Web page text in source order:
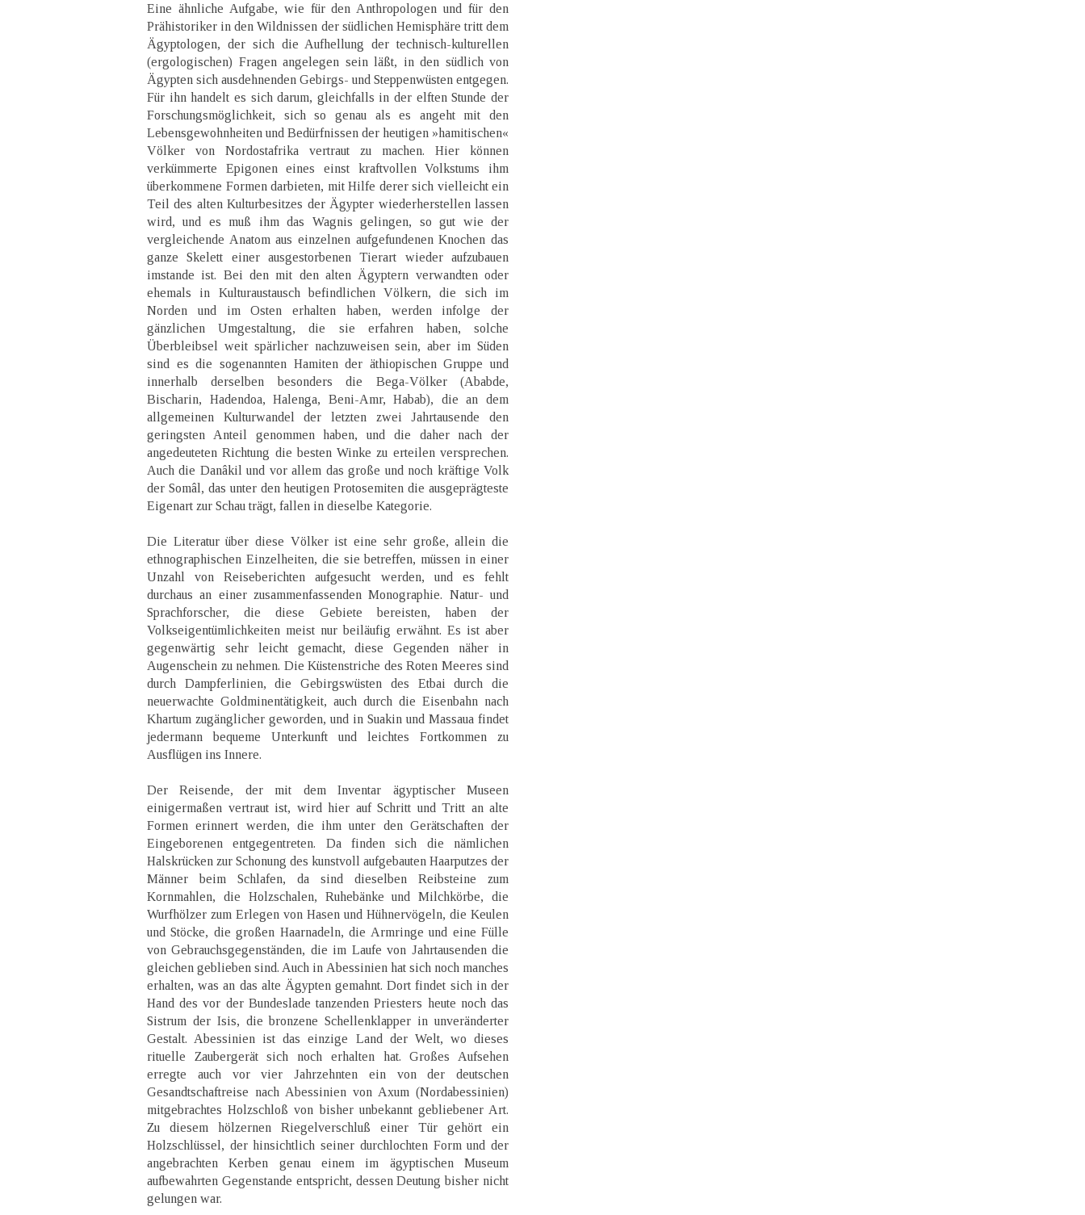
Eine ähnliche Aufgabe, wie für den Anthropologen und für den
Prähistoriker in den Wildnissen der südlichen Hemisphäre tritt dem
Ägyptologen, der sich die Aufhellung der technisch-kulturellen
(ergologischen) Fragen angelegen sein läßt, in den südlich von
Ägypten sich ausdehnenden Gebirgs- und Steppenwüsten entgegen.
Für ihn handelt es sich darum, gleichfalls in der elften Stunde der
Forschungsmöglichkeit, sich so genau als es angeht mit den
Lebensgewohnheiten und Bedürfnissen der heutigen »hamitischen«
Völker von Nordostafrika vertraut zu machen. Hier können
verkümmerte Epigonen eines einst kraftvollen Volkstums ihm
überkommene Formen darbieten, mit Hilfe derer sich vielleicht ein
Teil des alten Kulturbesitzes der Ägypter wiederherstellen lassen
wird, und es muß ihm das Wagnis gelingen, so gut wie der
vergleichende Anatom aus einzelnen aufgefundenen Knochen das
ganze Skelett einer ausgestorbenen Tierart wieder aufzubauen
imstande ist. Bei den mit den alten Ägyptern verwandten oder
ehemals in Kulturaustausch befindlichen Völkern, die sich im
Norden und im Osten erhalten haben, werden infolge der
gänzlichen Umgestaltung, die sie erfahren haben, solche
Überbleibsel weit spärlicher nachzuweisen sein, aber im Süden
sind es die sogenannten Hamiten der äthiopischen Gruppe und
innerhalb derselben besonders die Bega-Völker (Ababde,
Bischarin, Hadendoa, Halenga, Beni-Amr, Habab), die an dem
allgemeinen Kulturwandel der letzten zwei Jahrtausende den
geringsten Anteil genommen haben, und die daher nach der
angedeuteten Richtung die besten Winke zu erteilen versprechen.
Auch die Danâkil und vor allem das große und noch kräftige Volk
der Somâl, das unter den heutigen Protosemiten die ausgeprägteste
Eigenart zur Schau trägt, fallen in dieselbe Kategorie.
Die Literatur über diese Völker ist eine sehr große, allein die
ethnographischen Einzelheiten, die sie betreffen, müssen in einer
Unzahl von Reiseberichten aufgesucht werden, und es fehlt
durchaus an einer zusammenfassenden Monographie. Natur- und
Sprachforscher, die diese Gebiete bereisten, haben der
Volkseigentümlichkeiten meist nur beiläufig erwähnt. Es ist aber
gegenwärtig sehr leicht gemacht, diese Gegenden näher in
Augenschein zu nehmen. Die Küstenstriche des Roten Meeres sind
durch Dampferlinien, die Gebirgswüsten des Etbai durch die
neuerwachte Goldminentätigkeit, auch durch die Eisenbahn nach
Khartum zugänglicher geworden, und in Suakin und Massaua findet
jedermann bequeme Unterkunft und leichtes Fortkommen zu
Ausflügen ins Innere.
Der Reisende, der mit dem Inventar ägyptischer Museen
einigermaßen vertraut ist, wird hier auf Schritt und Tritt an alte
Formen erinnert werden, die ihm unter den Gerätschaften der
Eingeborenen entgegentreten. Da finden sich die nämlichen
Halskrücken zur Schonung des kunstvoll aufgebauten Haarputzes der
Männer beim Schlafen, da sind dieselben Reibsteine zum
Kornmahlen, die Holzschalen, Ruhebänke und Milchkörbe, die
Wurfhölzer zum Erlegen von Hasen und Hühnervögeln, die Keulen
und Stöcke, die großen Haarnadeln, die Armringe und eine Fülle
von Gebrauchsgegenständen, die im Laufe von Jahrtausenden die
gleichen geblieben sind. Auch in Abessinien hat sich noch manches
erhalten, was an das alte Ägypten gemahnt. Dort findet sich in der
Hand des vor der Bundeslade tanzenden Priesters heute noch das
Sistrum der Isis, die bronzene Schellenklapper in unveränderter
Gestalt. Abessinien ist das einzige Land der Welt, wo dieses
rituelle Zaubergerät sich noch erhalten hat. Großes Aufsehen
erregte auch vor vier Jahrzehnten ein von der deutschen
Gesandtschaftreise nach Abessinien von Axum (Nordabessinien)
mitgebrachtes Holzschloß von bisher unbekannt gebliebener Art.
Zu diesem hölzernen Riegelverschluß einer Tür gehört ein
Holzschlüssel, der hinsichtlich seiner durchlochten Form und der
angebrachten Kerben genau einem im ägyptischen Museum
aufbewahrten Gegenstande entspricht, dessen Deutung bisher nicht
gelungen war.